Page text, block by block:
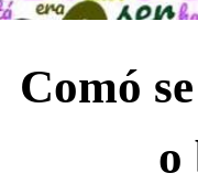
Comó
o